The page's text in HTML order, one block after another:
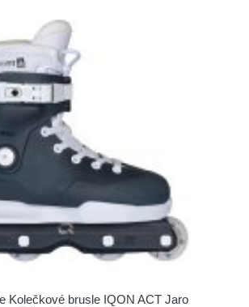
Kolečkové brusle IQON ACT Jaro